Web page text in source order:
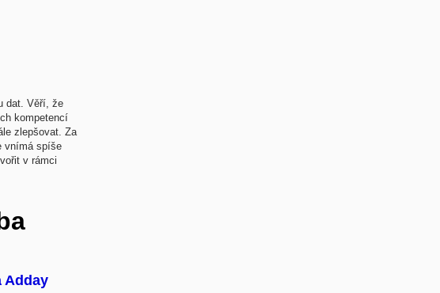
dat. Věří, že
kompetencí
zlepšovat. Za
vnímá spíše
v rámci
Adday